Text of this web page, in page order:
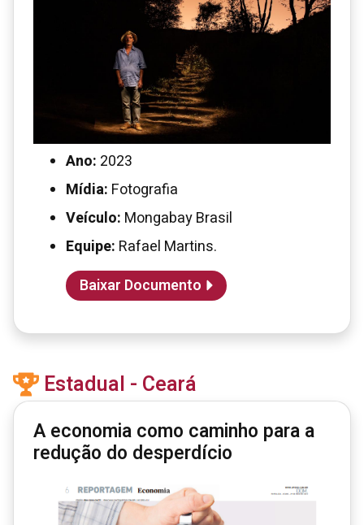
Ano: 2023
Mídia: Fotografia
Veículo: Mongabay Brasil
Equipe: Rafael Martins.
Baixar Documento
Estadual - Ceará
A economia como caminho para a
redução do desperdício